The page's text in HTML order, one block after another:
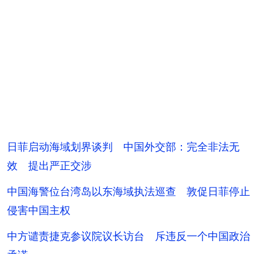
日菲启动海域划界谈判 中国外交部：完全非法无
效 提出严正交涉
中国海警位台湾岛以东海域执法巡查 敦促日菲停止
侵害中国主权
中方谴责捷克参议院议长访台 斥违反一个中国政治